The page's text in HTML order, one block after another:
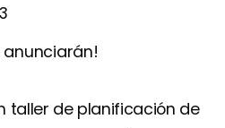
taller de planificación de